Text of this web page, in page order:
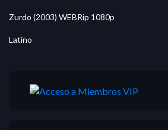
Zurdo (2003) WEBRip 1080p
Latino